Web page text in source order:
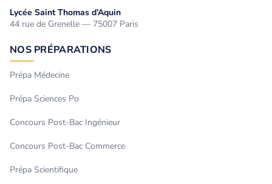
Lycée Saint Thomas d’Aquin
44 rue de Grenelle — 75007 Paris
NOS PRÉPARATIONS
Prépa Médecine
Prépa Sciences Po
Concours Post-Bac Ingénieur
Concours Post-Bac Commerce
Prépa Scientifique